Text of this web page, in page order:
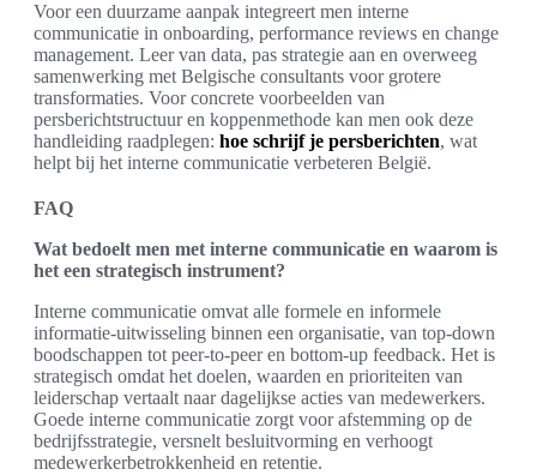
Voor een duurzame aanpak integreert men interne
communicatie in onboarding, performance reviews en change
management. Leer van data, pas strategie aan en overweeg
samenwerking met Belgische consultants voor grotere
transformaties. Voor concrete voorbeelden van
persberichtstructuur en koppenmethode kan men ook deze
handleiding raadplegen: hoe schrijf je persberichten, wat
helpt bij het interne communicatie verbeteren België.
FAQ
Wat bedoelt men met interne communicatie en waarom is
het een strategisch instrument?
Interne communicatie omvat alle formele en informele
informatie-uitwisseling binnen een organisatie, van top-down
boodschappen tot peer-to-peer en bottom-up feedback. Het is
strategisch omdat het doelen, waarden en prioriteiten van
leiderschap vertaalt naar dagelijkse acties van medewerkers.
Goede interne communicatie zorgt voor afstemming op de
bedrijfsstrategie, versnelt besluitvorming en verhoogt
medewerkerbetrokkenheid en retentie.